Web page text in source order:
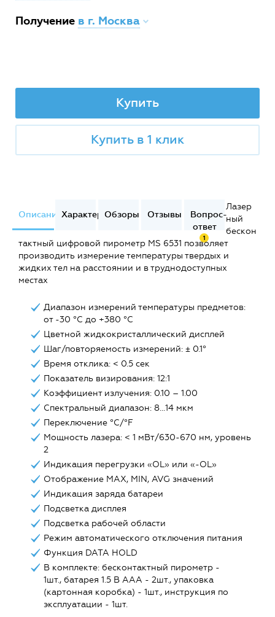
Получение в г. Москва
Купить
Купить в 1 клик
ОписаниеХарактеристики
Обзоры Отзывы
Вопрос-
ответ
1
Лазер
ный
бескон
тактный цифровой пирометр MS 6531 позволяет
производить измерение температуры твердых и
жидких тел на расстоянии и в труднодоступных
местах
Диапазон измерений температуры предметов:
от -30 °C до +380 °C
Цветной жидкокристаллический дисплей
Шаг/повторяемость измерений: ± 0.1°
Время отклика: < 0.5 сек
Показатель визирования: 12:1
Коэффициент излучения: 0.10 – 1.00
Спектральный диапазон: 8…14 мкм
Переключение °C/°F
Мощность лазера: < 1 мВт/630-670 нм, уровень
2
Индикация перегрузки «OL» или «-OL»
Отображение MAX, MIN, AVG значений
Индикация заряда батареи
Подсветка дисплея
Подсветка рабочей области
Режим автоматического отключения питания
Функция DATA HOLD
В комплекте: бесконтактный пирометр -
1шт., батарея 1.5 В ААА - 2шт., упаковка
(картонная коробка) - 1шт., инструкция по
эксплуатации - 1шт.